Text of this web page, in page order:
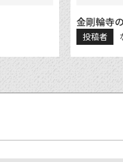
金剛輪寺
投稿者